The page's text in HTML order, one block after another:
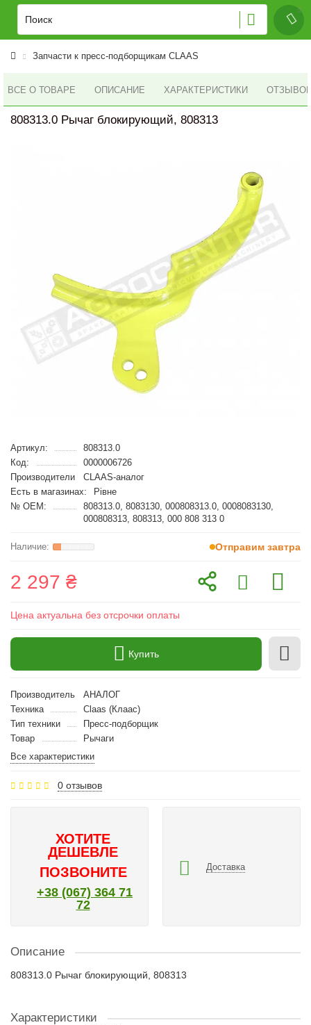
Запчасти к пресс-подборщикам CLAAS
ВСЕ О ТОВАРЕ ОПИСАНИЕ ХАРАКТЕРИСТИКИ ОТЗЫВОВ
808313.0 Рычаг блокирующий, 808313
Артикул:
808313.0
Код:
0000006726
Производители
CLAAS-аналог
Есть в магазинах:
Рівне
№ OEM:
808313.0, 8083130, 000808313.0, 0008083130,
000808313, 808313, 000 808 313 0
Отправим завтра
2 297 ₴
Цена актуальна без отсрочки оплаты
Купить
Производитель
АНАЛОГ
Техника
Claas (Клаас)
Тип техники
Пресс-подборщик
Товар
Рычаги
Все характеристики
0 отзывов
ХОТИТЕ
ДЕШЕВЛЕ
ПОЗВОНИТЕ
+38 (067) 364 71
72
Доставка
Описание
808313.0 Рычаг блокирующий, 808313
Характеристики